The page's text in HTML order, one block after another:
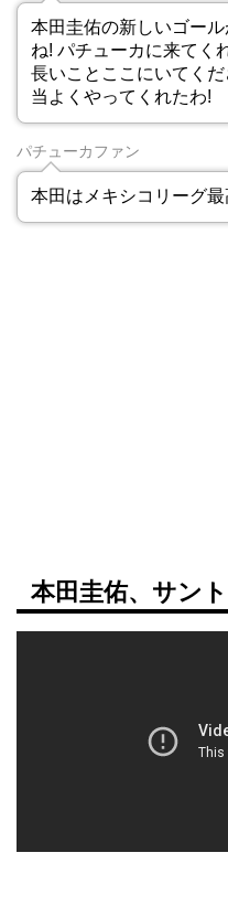
本田圭佑の新しいゴー
ね! パチューカに来てく
長いことここにいてく
当よくやってくれたわ!
パチューカファン
本田はメキシコリーグ
本田圭佑、サン